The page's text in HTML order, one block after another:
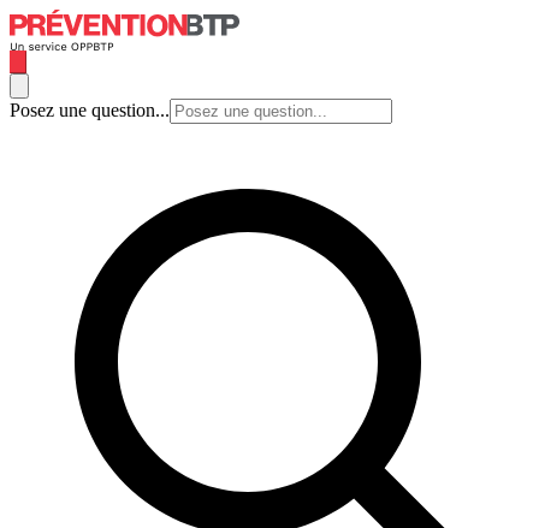
Posez une question...